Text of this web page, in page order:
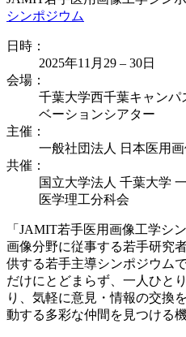
シンポジウム
日時：
2025年11月29 – 30日
会場：
千葉大学西千葉キャンパ
ベーションシアター
主催：
一般社団法人 日本医用
共催：
国立大学法人 千葉大学
医学理工分科会
「JAMIT若手医用画像工学シ
画像分野に従事する若手研究
供する若手主導シンポジウム
だけにとどまらず、一人ひと
り、気軽に意見・情報の交換
動する多彩な仲間を見つける